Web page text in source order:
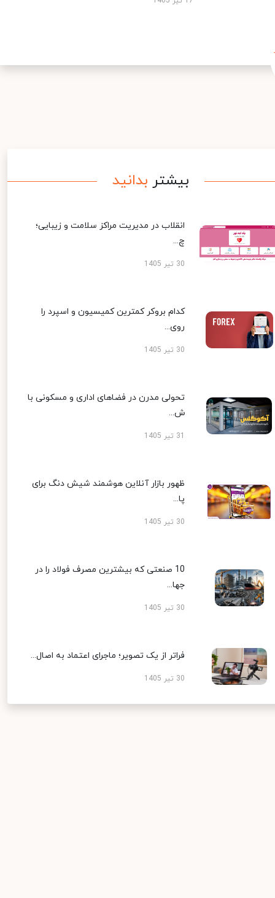
بیشتر بدانید
انقلاب در مدیریت مراکز سلامت و زیبایی؛
چ...
30 تیر 1405
کدام بروکر کمترین کمیسیون و اسپرد را
روی...
30 تیر 1405
تحولی مدرن در فضاهای اداری و مسکونی با
ش...
ظهور بازار آنلاین هوشمند شیش دنگ برای
پا...
30 تیر 1405
10 صنعتی که بیشترین مصرف فولاد را در
جها...
30 تیر 1405
فراتر از یک تصویر؛ ماجرای اعتماد به اصال...
30 تیر 1405